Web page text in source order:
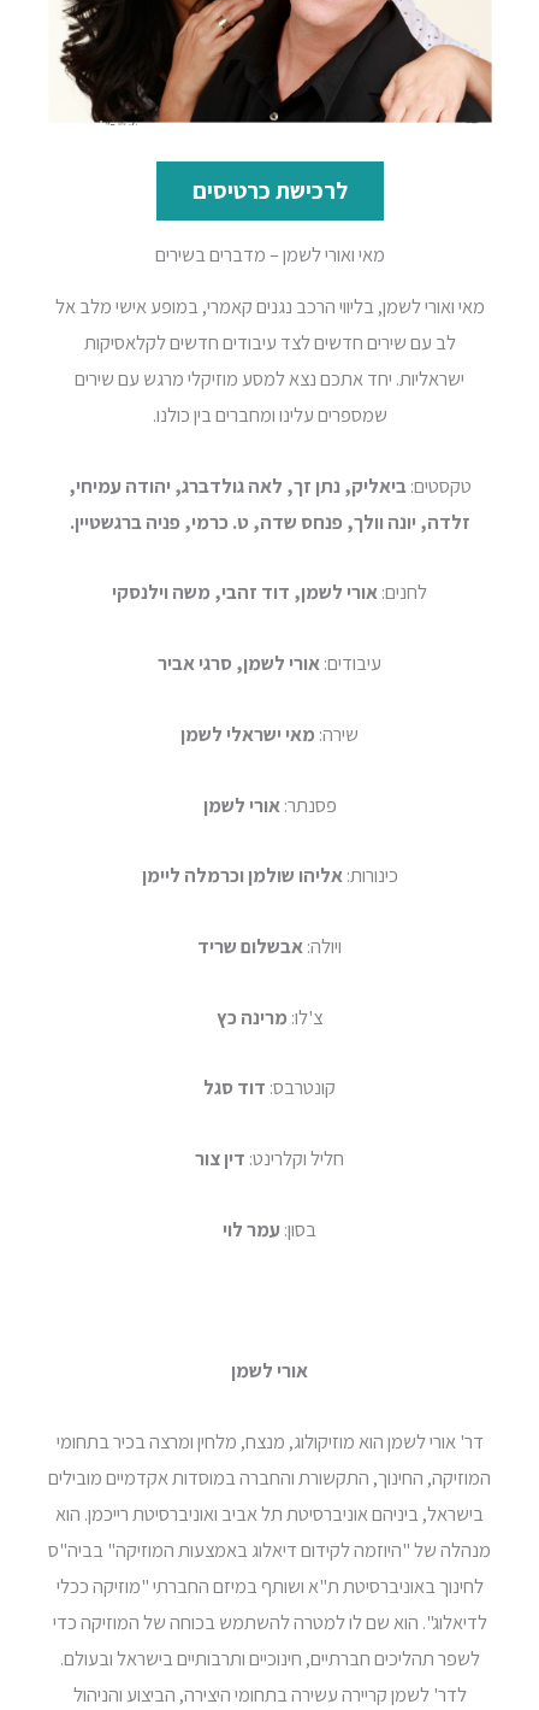
לרכישת כרטיסים
מאי ואורי לשמן – מדברים בשירים
מאי ואורי לשמן, בליווי הרכב נגנים קאמרי, במופע אישי מלב אל
לב עם שירים חדשים לצד עיבודים חדשים לקלאסיקות
ישראליות. יחד אתכם נצא למסע מוזיקלי מרגש עם שירים
שמספרים עלינו ומחברים בין כולנו.
טקסטים:ביאליק, נתן זך, לאה גולדברג, יהודה עמיחי,
זלדה, יונה וולך, פנחס שדה, ט. כרמי, פניה ברגשטיין.
לחנים:אורי לשמן, דוד זהבי, משה וילנסקי
עיבודים:אורי לשמן, סרגי אביר
שירה: מאי ישראלי לשמן
פסנתר:אורי לשמן
כינורות:אליהו שולמן וכרמלה ליימן
ויולה:אבשלום שריד
צ'לו: מרינה כץ
קונטרבס: דוד סגל
חליל וקלרינט: דין צור
בסון: עמר לוי
אורי לשמן
דר' אורי לשמן הוא מוזיקולוג, מנצח, מלחין ומרצה בכיר בתחומי
המוזיקה, החינוך, התקשורת והחברה במוסדות אקדמיים מובילים
בישראל, ביניהם אוניברסיטת תל אביב ואוניברסיטת רייכמן. הוא
מנהלה של "היוזמה לקידום דיאלוג באמצעות המוזיקה" בביה"ס
לחינוך באוניברסיטת ת"א ושותף במיזם החברתי "מוזיקה ככלי
לדיאלוג". הוא שם לו למטרה להשתמש בכוחה של המוזיקה כדי
לשפר תהליכים חברתיים, חינוכיים ותרבותיים בישראל ובעולם.
לדר' לשמן קריירה עשירה בתחומי היצירה, הביצוע והניהול